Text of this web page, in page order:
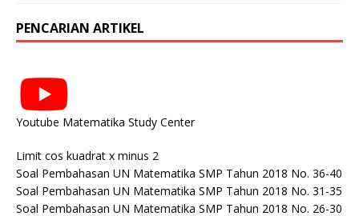
PENCARIAN ARTIKEL
Youtube Matematika Study Center
Limit cos kuadrat x minus 2
Soal Pembahasan UN Matematika SMP Tahun 2018 No. 36-40
Soal Pembahasan UN Matematika SMP Tahun 2018 No. 31-35
Soal Pembahasan UN Matematika SMP Tahun 2018 No. 26-30